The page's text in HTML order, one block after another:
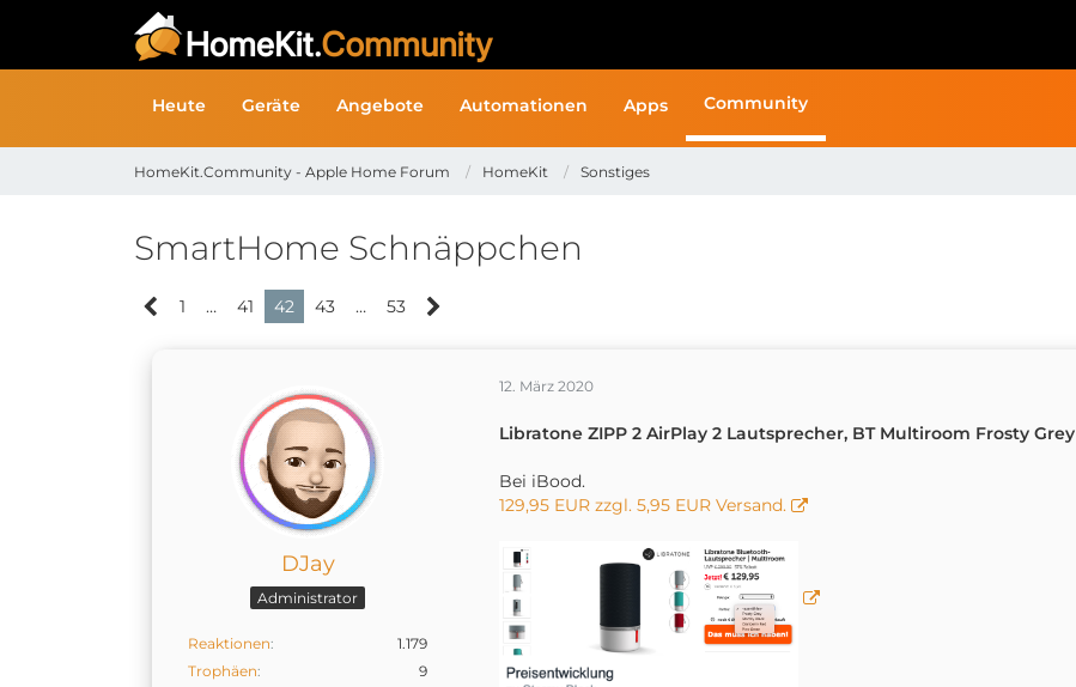
Heute Geräte Angebote Automationen Apps Community
HomeKit.Community - Apple Home Forum HomeKit Sonstiges
SmartHome Schnäppchen
1 … 41 42 43 … 53
DJay
Administrator
Reaktionen
1.179
Trophäen
9
12. März 2020
Libratone ZIPP 2 AirPlay 2 Lautsprecher, BT Multiroom Frosty Grey
Bei iBood.
129,95 EUR zzgl. 5,95 EUR Versand.